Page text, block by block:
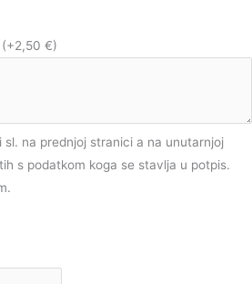
(+2,50 €)
sl. na prednjoj stranici a na unutarnjoj
s podatkom koga se stavlja u potpis.